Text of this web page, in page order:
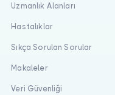
Uzmanlık Alanları
Hastalıklar
Sıkça Sorulan Sorular
Makaleler
Veri Güvenliği